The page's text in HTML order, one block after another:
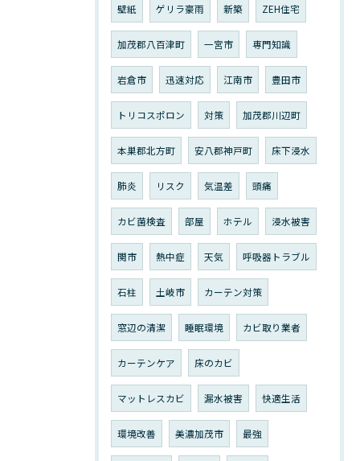
壁紙 ゲリラ豪雨 新築 ZEH住宅
加茂郡八百津町 一宮市 専門知識
岩倉市 迅速対応 江南市 豊田市
トリコスポロン 対策 加茂郡川辺町
本巣郡北方町 安八郡神戸町 床下浸水
肺炎 リスク 気温差 頭痛
カビ菌検査 部屋 ホテル 浸水被害
関市 熱中症 天気 呼吸器トラブル
石柱 土岐市 カーテン対策
窓辺の清潔 睡眠環境 カビ取り業者
カーテンケア 床のカビ
マットレスカビ 漏水被害 快適生活
環境改善 美濃加茂市 最強